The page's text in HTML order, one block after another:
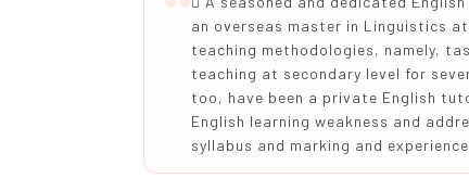
an overseas master in Linguistics
teaching methodologies, namely,
teaching at secondary level for
too, have been a private English
English learning weakness and
syllabus and marking and